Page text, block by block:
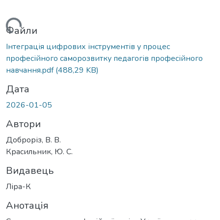
Файли
Інтеграція цифрових інструментів у процес
професійного саморозвитку педагогів професійного
навчання.pdf(488,29 KB)
Дата
2026-01-05
Автори
Доброріз, В. В.
Красильник, Ю. С.
Видавець
Ліра-К
Анотація